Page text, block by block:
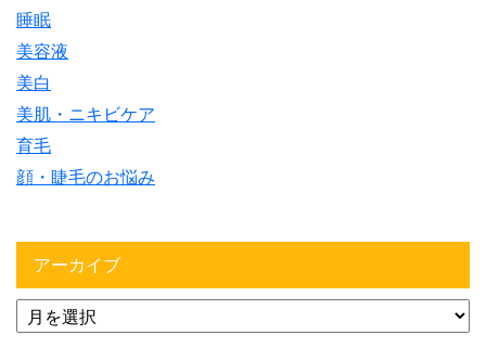
睡眠
美容液
美白
美肌・ニキビケア
育毛
顔・睫毛のお悩み
アーカイブ